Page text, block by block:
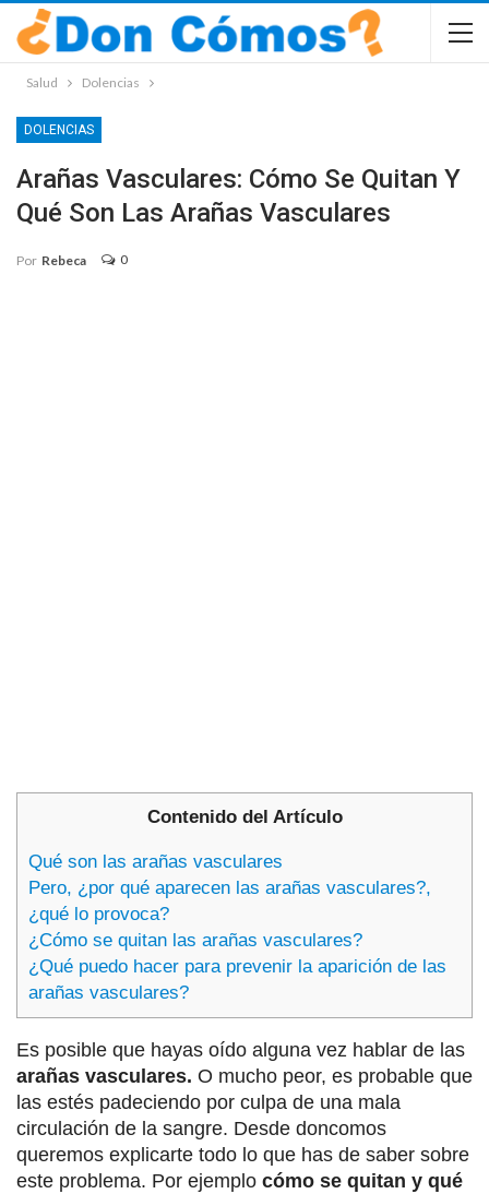
Salud Dolencias
DOLENCIAS
Arañas Vasculares: Cómo Se Quitan Y
Qué Son Las Arañas Vasculares
Por Rebeca 0
Contenido del Artículo
Qué son las arañas vasculares
Pero, ¿por qué aparecen las arañas vasculares?,
¿qué lo provoca?
¿Cómo se quitan las arañas vasculares?
¿Qué puedo hacer para prevenir la aparición de las
arañas vasculares?
Es posible que hayas oído alguna vez hablar de las
arañas vasculares. O mucho peor, es probable que
las estés padeciendo por culpa de una mala
circulación de la sangre. Desde doncomos
queremos explicarte todo lo que has de saber sobre
este problema. Por ejemplo cómo se quitan y qué